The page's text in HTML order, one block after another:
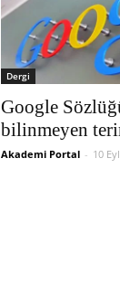
Dergi
Google
bilinmeyen
Akademi Portal - 10